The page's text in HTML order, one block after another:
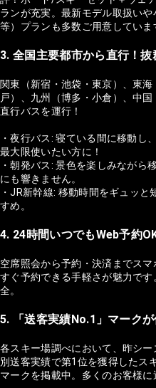
ランが充実。最新モデル取扱い
等）プランも多数ご用意していま
3. 全国主要都市から直行！抜
関東（新宿・池袋・東京）、東
戸）、九州（博多・小倉）、中
直行バスを運行！
・夜行バス: 寝ている間に移動し
最大限使いたい方に！
・朝発バス: 景色を楽しみながら
にも響きません。
・JR新幹線: 移動時間をギュッ
すめ。
4. 24時間いつでもWeb予約
空席照会から予約・決済までス
すぐ予約できる手軽さが魅力で
全。
5. 「送客実績No.1」マーク
各スキー場調べにおいて、昨シ
別送客実績で第1位を獲得したス
マークを掲載中。多くのお客様に